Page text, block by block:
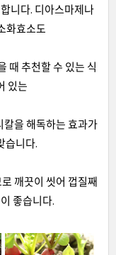
니다. 디아스마제나
화효소도
때 추천할 수 있는 식
있는
칼을 해독하는 효과가
습니다.
깨끗이 씻어 껍질째
좋습니다.